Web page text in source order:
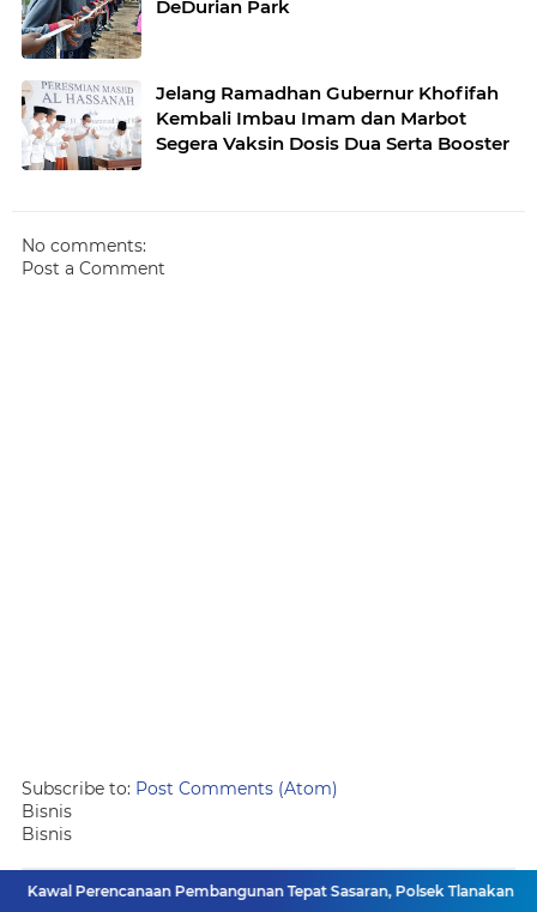
DeDurian Park
Jelang Ramadhan Gubernur Khofifah
Kembali Imbau Imam dan Marbot
Segera Vaksin Dosis Dua Serta Booster
No comments:
Post a Comment
Subscribe to: Post Comments (Atom)
Bisnis
Bisnis
Berita Terpopuler
Perencanaan Pembangunan Tepat Sasaran, Polsek Tlanakan Hadiri